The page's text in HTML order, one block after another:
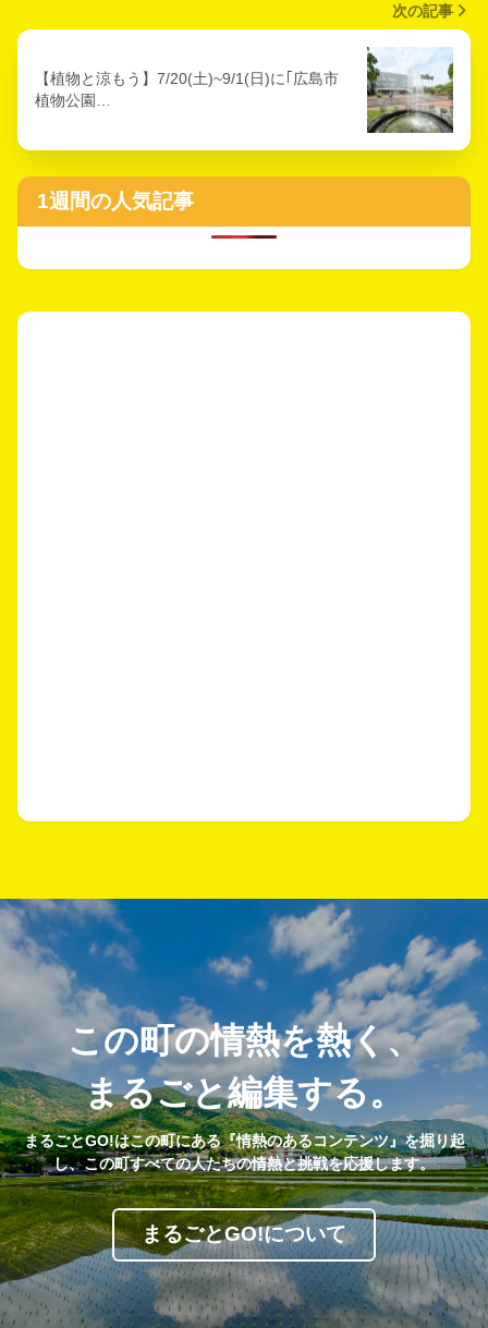
次の記事
【植物と涼もう】7/20(土)~9/1(日)に｢広島市
植物公園…
1週間の人気記事
この町の情熱を熱く、
まるごと編集する。
まるごとGO!はこの町にある『情熱のあるコンテンツ』を掘り起
し、この町すべての人たちの情熱と挑戦を応援します。
まるごとGO!について